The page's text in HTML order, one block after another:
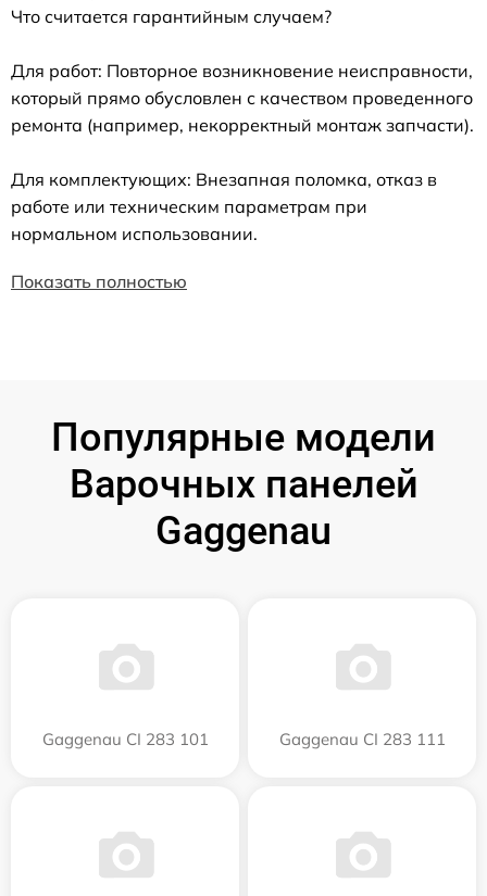
Что считается гарантийным случаем?
Для работ: Повторное возникновение неисправности,
который прямо обусловлен с качеством проведенного
ремонта (например, некорректный монтаж запчасти).
Для комплектующих: Внезапная поломка, отказ в
работе или техническим параметрам при
нормальном использовании.
Показать полностью
Популярные модели
Варочных панелей
Gaggenau
Gaggenau CI 283 101 Gaggenau CI 283 111